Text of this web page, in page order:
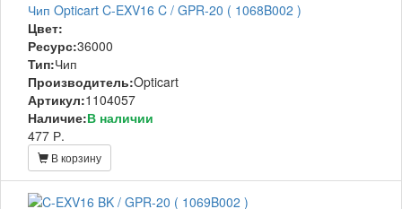
Чип Opticart C-EXV16 C / GPR-20 ( 1068B002 )
Цвет:
Ресурс:36000
Тип:Чип
Производитель:Opticart
Артикул:1104057
Наличие:В наличии
477 Р.
В корзину